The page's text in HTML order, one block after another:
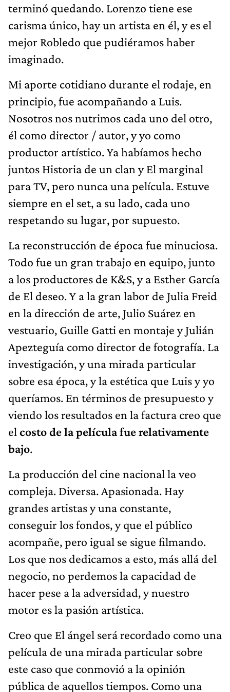
terminó quedando. Lorenzo tiene ese
carisma único, hay un artista en él, y es el
mejor Robledo que pudiéramos haber
imaginado.
Mi aporte cotidiano durante el rodaje, en
principio, fue acompañando a Luis.
Nosotros nos nutrimos cada uno del otro,
él como director / autor, y yo como
productor artístico. Ya habíamos hecho
juntos Historia de un clan y El marginal
para TV, pero nunca una película. Estuve
siempre en el set, a su lado, cada uno
respetando su lugar, por supuesto.
La reconstrucción de época fue minuciosa.
Todo fue un gran trabajo en equipo, junto
a los productores de K&S, y a Esther García
de El deseo. Y a la gran labor de Julia Freid
en la dirección de arte, Julio Suárez en
vestuario, Guille Gatti en montaje y Julián
Apezteguía como director de fotografía. La
investigación, y una mirada particular
sobre esa época, y la estética que Luis y yo
queríamos. En términos de presupuesto y
viendo los resultados en la factura creo que
el costo de la película fue relativamente
bajo.
La producción del cine nacional la veo
compleja. Diversa. Apasionada. Hay
grandes artistas y una constante,
conseguir los fondos, y que el público
acompañe, pero igual se sigue filmando.
Los que nos dedicamos a esto, más allá del
negocio, no perdemos la capacidad de
hacer pese a la adversidad, y nuestro
motor es la pasión artística.
Creo que El ángel será recordado como una
película de una mirada particular sobre
este caso que conmovió a la opinión
pública de aquellos tiempos. Como una